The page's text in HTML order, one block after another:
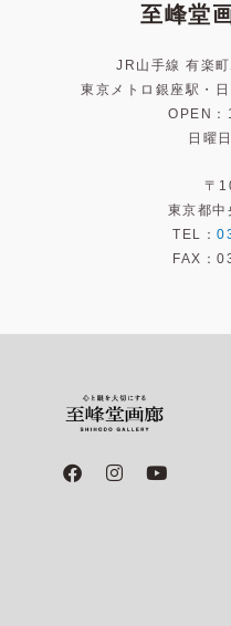
至峰堂
JR山手線 有楽
東京メトロ銀座駅・
OPEN
日曜
〒
東京都
TEL：
FAX：
F
a
I
n
Y
o